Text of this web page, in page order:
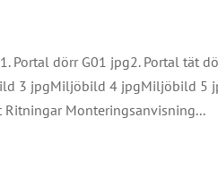
Portal dörr G01 jpg2. Portal
3 jpgMiljöbild 4 jpgMiljöbild 5
Ritningar Monteringsanvisning...